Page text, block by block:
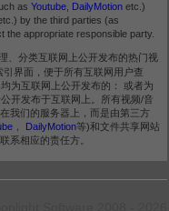
as Youtube DailyMotion etc.)
by the third parties (as
the appropriate responsible party.
、分类互联网上公开发布的热门视
界面，便于所有互联网用户查
为互联网上公开发布的： 或者为
开发布于互联网上。所有视频/音
我们的服务器上，而是由第三方
DailyMotion等)和文件共享网站
系相应的责任方。